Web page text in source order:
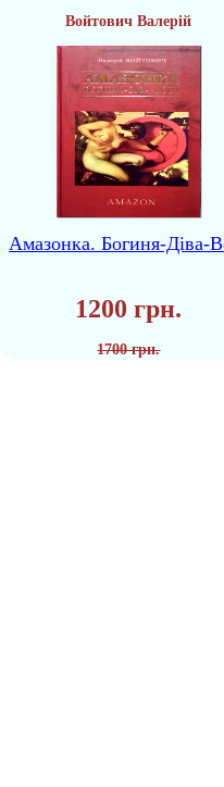
Войтович Валерій
Амазонка. Богиня-Діва-
1200 грн.
1700 грн.